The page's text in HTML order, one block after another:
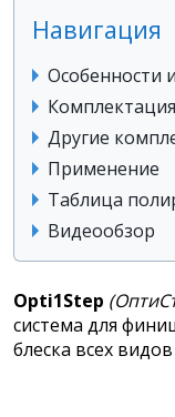
Навигация
Особенности
Комплектация
Другие
Применение
Таблица
Видеообзор
Opti1Step
система для
блеска всех